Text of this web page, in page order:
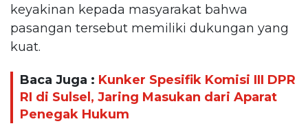
keyakinan kepada masyarakat bahwa
pasangan tersebut memiliki dukungan yang
kuat.
Baca Juga : Kunker Spesifik Komisi III DPR
RI di Sulsel, Jaring Masukan dari Aparat
Penegak Hukum